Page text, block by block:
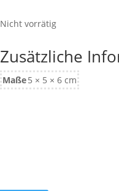
Nicht vorrätig
Zusätzliche
Maße5 × 5 × 6 cm